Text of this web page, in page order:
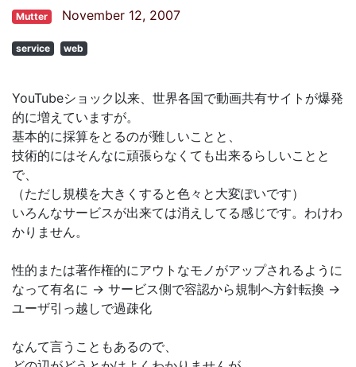
Mutter November 12, 2007
service web
YouTubeショック以来、世界各国で動画共有サイトが爆発
的に増えていますが。
基本的に採算をとるのが難しいことと、
技術的にはそんなに頑張らなくても出来るらしいことと
で、
（ただし規模を大きくすると色々と大変ぽいです）
いろんなサービスが出来ては消えしてる感じです。わけわ
かりません。
性的または著作権的にアウトなモノがアップされるように
なって有名に → サービス側で容認から規制へ方針転換 →
ユーザ引っ越しで過疎化
なんて言うこともあるので、